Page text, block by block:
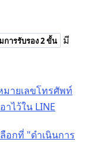
การรับรอง 2 ขั้น
มี
ายเลขโทรศัพท์
าไว้ใน LINE
อกที่ "ดำเนินการ